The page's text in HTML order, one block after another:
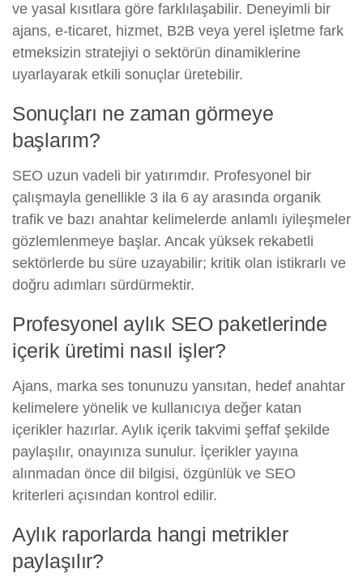
ve yasal kısıtlara göre farklılaşabilir. Deneyimli bir
ajans, e-ticaret, hizmet, B2B veya yerel işletme fark
etmeksizin stratejiyi o sektörün dinamiklerine
uyarlayarak etkili sonuçlar üretebilir.
Sonuçları ne zaman görmeye
başlarım?
SEO uzun vadeli bir yatırımdır. Profesyonel bir
çalışmayla genellikle 3 ila 6 ay arasında organik
trafik ve bazı anahtar kelimelerde anlamlı iyileşmeler
gözlemlenmeye başlar. Ancak yüksek rekabetli
sektörlerde bu süre uzayabilir; kritik olan istikrarlı ve
doğru adımları sürdürmektir.
Profesyonel aylık SEO paketlerinde
içerik üretimi nasıl işler?
Ajans, marka ses tonunuzu yansıtan, hedef anahtar
kelimelere yönelik ve kullanıcıya değer katan
içerikler hazırlar. Aylık içerik takvimi şeffaf şekilde
paylaşılır, onayınıza sunulur. İçerikler yayına
alınmadan önce dil bilgisi, özgünlük ve SEO
kriterleri açısından kontrol edilir.
Aylık raporlarda hangi metrikler
paylaşılır?